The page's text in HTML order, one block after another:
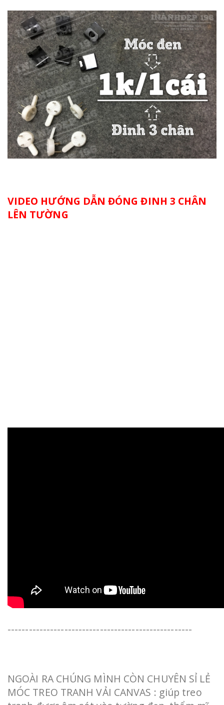
VIDEO HƯỚNG DẪN ĐÓNG ĐINH 3 CHÂN
LÊN TƯỜNG
----------------------------------------------------
NGOÀI RA CHÚNG MÌNH CÒN CHUYÊN SỈ LẺ
MÓC TREO TRANH VẢI CANVAS : giúp treo